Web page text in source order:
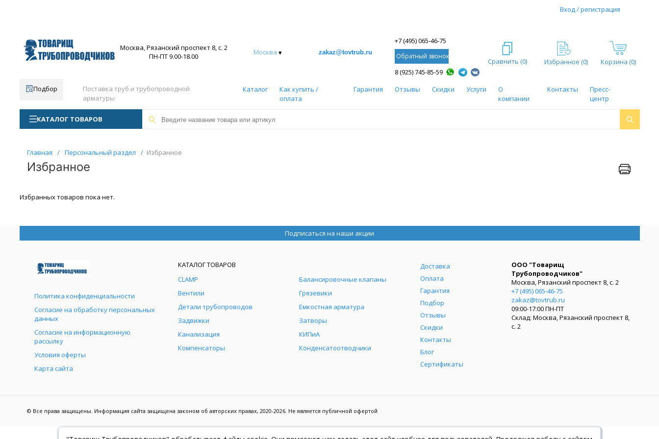
Вход / регистрация
Москва, Рязанский проспект 8, с. 2
ПН-ПТ 9.00-18.00
Москва ▾ zakaz@tovtrub.ru
+7 (495) 065-46-75
Обратный звонок
8 (925) 745-85-59
Сравнить (0) Избранное (0) Корзина (0)
Подбор
Поставка труб и трубопроводной
арматуры
Каталог
Как купить /
оплата
Гарантия Отзывы Скидки Услуги
О
компании
Контакты
Пресс-
центр
КАТАЛОГ ТОВАРОВ
Главная / Персональный раздел / Избранное
Избранное
Избранных товаров пока нет.
Подписаться на наши акции
Политика конфиденциальности
Согласие на обработку персональных
данных
Согласие на информационную
рассылку
Условия оферты
Карта сайта
КАТАЛОГ ТОВАРОВ
CLAMP
Балансировочные клапаны
Вентили
Грязевики
Детали трубопроводов
Емкостная арматура
Задвижки
Затворы
Канализация
КИПиА
Компенсаторы
Конденсатоотводчики
Доставка
Оплата
Гарантия
Подбор
Отзывы
Скидки
Контакты
Блог
Сертификаты
ООО "Товарищ
Трубопроводчиков"
Москва, Рязанский проспект 8, с. 2
+7 (495) 065-46-75
zakaz@tovtrub.ru
09:00-17:00 ПН-ПТ
Склад: Москва, Рязанский проспект 8,
с. 2
© Все права защищены. Информация сайта защищена законом об авторских правах, 2020-2026. Не является публичной офертой